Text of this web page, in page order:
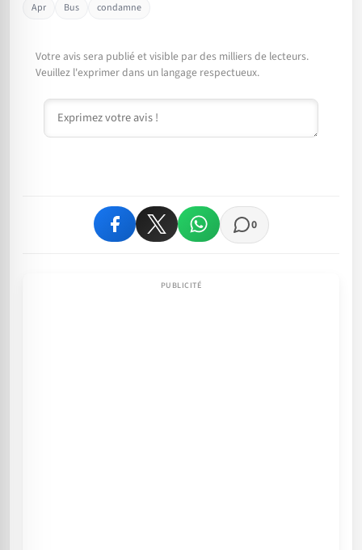
Apr Bus condamne
Votre avis sera publié et visible par des milliers de lecteurs.
Veuillez l'exprimer dans un langage respectueux.
Commentaire
0